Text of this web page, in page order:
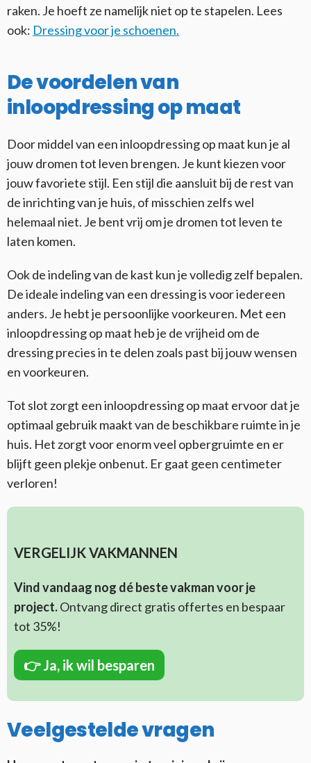
raken. Je hoeft ze namelijk niet op te stapelen. Lees
ook: Dressing voor je schoenen.
De voordelen van
inloopdressing op maat
Door middel van een inloopdressing op maat kun je al
jouw dromen tot leven brengen. Je kunt kiezen voor
jouw favoriete stijl. Een stijl die aansluit bij de rest van
de inrichting van je huis, of misschien zelfs wel
helemaal niet. Je bent vrij om je dromen tot leven te
laten komen.
Ook de indeling van de kast kun je volledig zelf bepalen.
De ideale indeling van een dressing is voor iedereen
anders. Je hebt je persoonlijke voorkeuren. Met een
inloopdressing op maat heb je de vrijheid om de
dressing precies in te delen zoals past bij jouw wensen
en voorkeuren.
Tot slot zorgt een inloopdressing op maat ervoor dat je
optimaal gebruik maakt van de beschikbare ruimte in je
huis. Het zorgt voor enorm veel opbergruimte en er
blijft geen plekje onbenut. Er gaat geen centimeter
verloren!
VERGELIJK VAKMANNEN
Vind vandaag nog dé beste vakman voor je
project.Ontvang direct gratis offertes en bespaar
tot 35%!
👉Ja, ik wil besparen
Veelgestelde vragen